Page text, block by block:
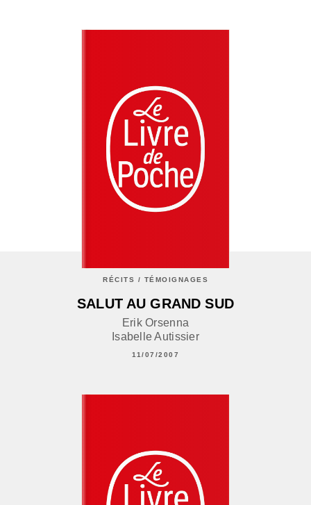
RÉCITS / TÉMOIGNAGES
SALUT AU GRAND SUD
Erik Orsenna
Isabelle Autissier
11/07/2007